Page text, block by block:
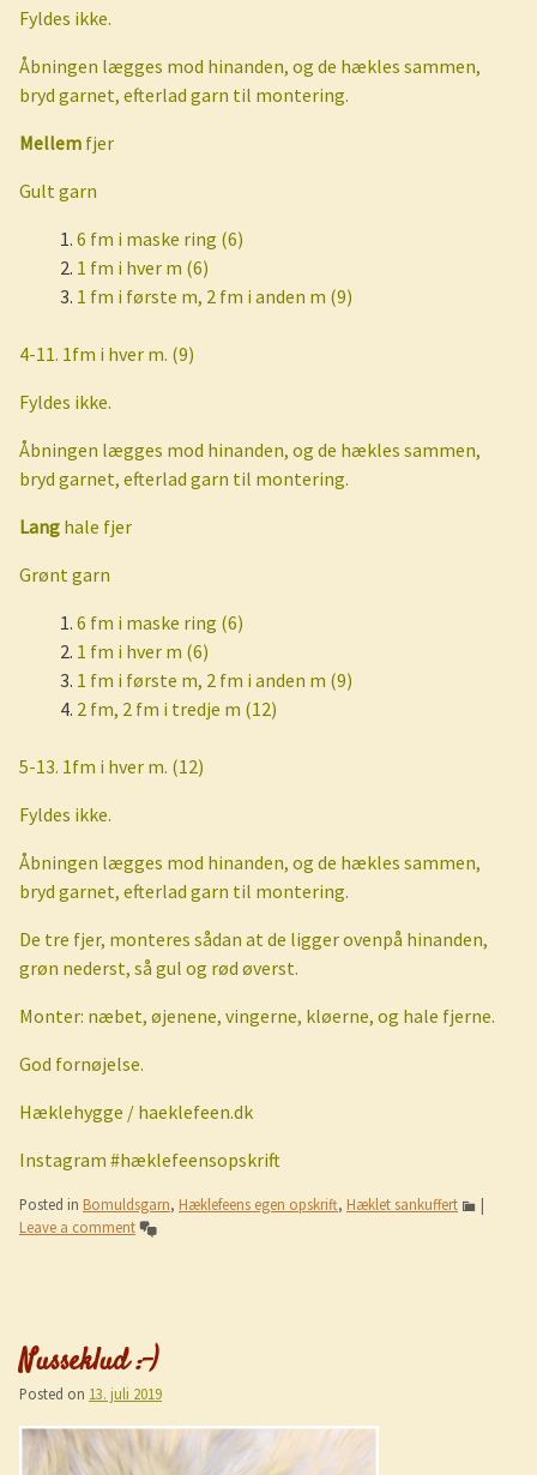
Fyldes ikke.
Åbningen lægges mod hinanden, og de hækles sammen,
bryd garnet, efterlad garn til montering.
Mellem fjer
Gult garn
6 fm i maske ring (6)
1 fm i hver m (6)
1 fm i første m, 2 fm i anden m (9)
4-11. 1fm i hver m. (9)
Fyldes ikke.
Åbningen lægges mod hinanden, og de hækles sammen,
bryd garnet, efterlad garn til montering.
Lang hale fjer
Grønt garn
6 fm i maske ring (6)
1 fm i hver m (6)
1 fm i første m, 2 fm i anden m (9)
2 fm, 2 fm i tredje m (12)
5-13. 1fm i hver m. (12)
Fyldes ikke.
Åbningen lægges mod hinanden, og de hækles sammen,
bryd garnet, efterlad garn til montering.
De tre fjer, monteres sådan at de ligger ovenpå hinanden,
grøn nederst, så gul og rød øverst.
Monter: næbet, øjenene, vingerne, kløerne, og hale fjerne.
God fornøjelse.
Hæklehygge / haeklefeen.dk
Instagram #hæklefeensopskrift
Posted in Bomuldsgarn, Hæklefeens egen opskrift, Hæklet sankuffert
|
Leave a comment
Nusseklud :-)
Posted on 13. juli 2019